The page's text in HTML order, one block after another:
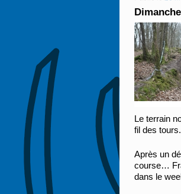
Le terrain
fil des tours.
Après un
course…
dans le